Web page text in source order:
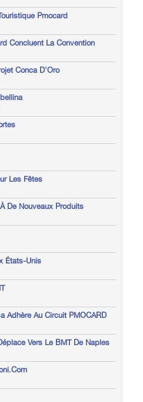
Pmocard
Concluent La Convention
Conca D'Oro
Les Fêtes
De Nouveaux Produits
États-Unis
Adhère Au Circuit PMOCARD
Vers Le BMT De Naples